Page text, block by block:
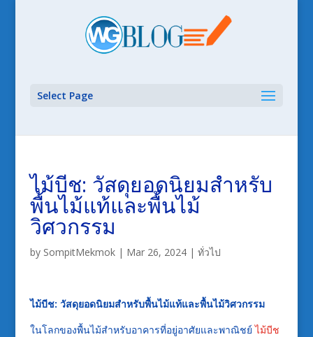
Select Page
ไม้บีช: วัสดุยอดนิยมสำหรับ
พื้นไม้แท้และพื้นไม้
วิศวกรรม
by SompitMekmok| Mar 26, 2024| ทั่วไป
ไม้บีช: วัสดุยอดนิยมสำหรับพื้นไม้แท้และพื้นไม้วิศวกรรม
ในโลกของพื้นไม้สำหรับอาคารที่อยู่อาศัยและพาณิชย์ไม้บีช